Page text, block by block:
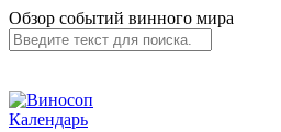
Обзор событий винного мира
Календарь